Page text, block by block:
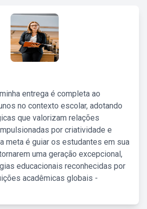
entrega é completa ao
no contexto escolar, adotando
que valorizam relações
por criatividade e
meta é guiar os estudantes em sua
uma geração excepcional,
educacionais reconhecidas por
acadêmicas globais -